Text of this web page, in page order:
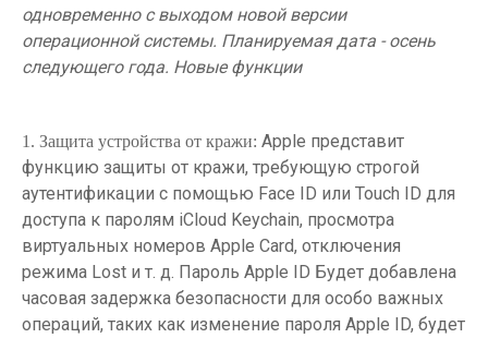
одновременно с выходом новой версии
операционной системы. Планируемая дата - осень
следующего года. Новые функции
1. Защита устройства от кражи: Apple представит
функцию защиты от кражи, требующую строгой
аутентификации с помощью Face ID или Touch ID для
доступа к паролям iCloud Keychain, просмотра
виртуальных номеров Apple Card, отключения
режима Lost и т. д. Пароль Apple ID Будет добавлена
часовая задержка безопасности для особо важных
операций, таких как изменение пароля Apple ID, будет